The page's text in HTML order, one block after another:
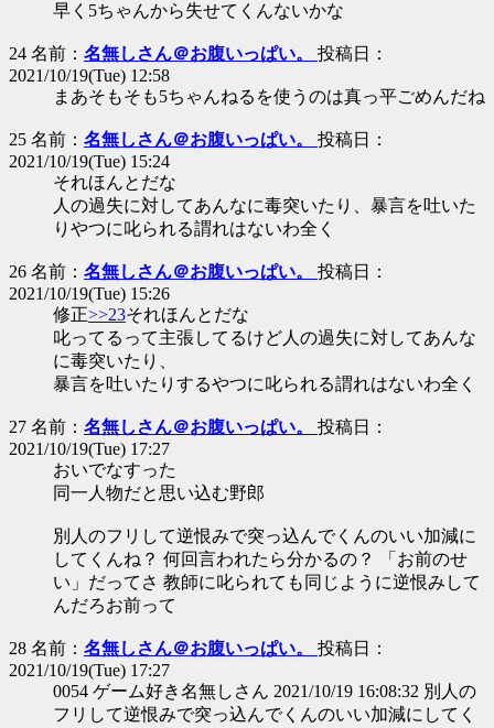
早く5ちゃんから失せてくんないかな
24 名前： 名無しさん＠お腹いっぱい。 投稿日：
2021/10/19(Tue) 12:58
まあそもそも5ちゃんねるを使うのは真っ平ごめんだね
25 名前： 名無しさん＠お腹いっぱい。 投稿日：
2021/10/19(Tue) 15:24
それほんとだな
人の過失に対してあんなに毒突いたり、暴言を吐いた
りやつに叱られる謂れはないわ全く
26 名前： 名無しさん＠お腹いっぱい。 投稿日：
2021/10/19(Tue) 15:26
修正>>23それほんとだな
叱ってるって主張してるけど人の過失に対してあんな
に毒突いたり、
暴言を吐いたりするやつに叱られる謂れはないわ全く
27 名前： 名無しさん＠お腹いっぱい。 投稿日：
2021/10/19(Tue) 17:27
おいでなすった
同一人物だと思い込む野郎
別人のフリして逆恨みで突っ込んでくんのいい加減に
してくんね？ 何回言われたら分かるの？ 「お前のせ
い」だってさ 教師に叱られても同じように逆恨みして
んだろお前って
28 名前： 名無しさん＠お腹いっぱい。 投稿日：
2021/10/19(Tue) 17:27
0054 ゲーム好き名無しさん 2021/10/19 16:08:32 別人の
フリして逆恨みで突っ込んでくんのいい加減にしてく